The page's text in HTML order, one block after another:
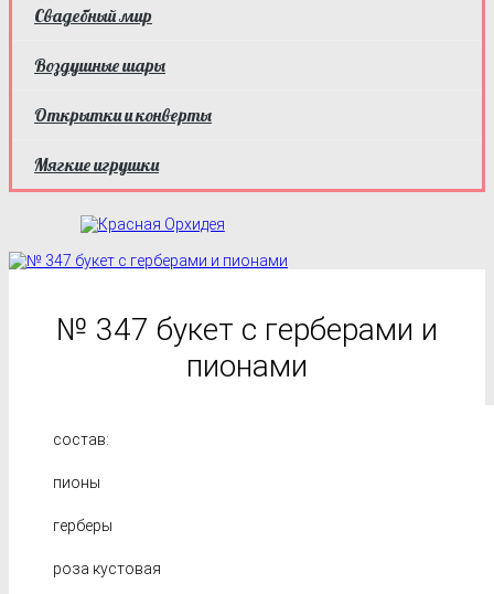
Свадебный мир
Воздушные шары
Открытки и конверты
Мягкие игрушки
№ 347 букет с герберами и
пионами
состав:
пионы
герберы
роза кустовая